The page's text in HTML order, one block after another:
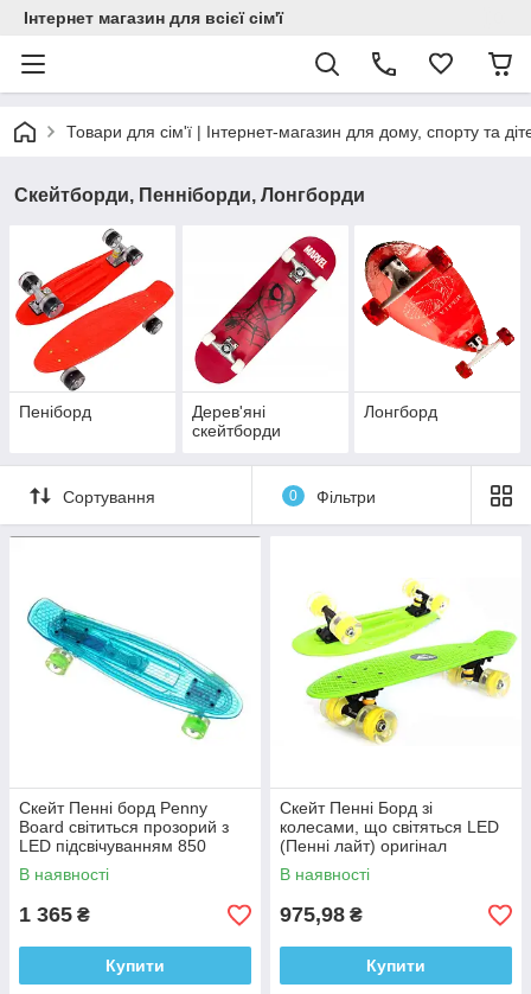
Інтернет магазин для всієї сім'ї
Товари для сім'ї | Інтернет-магазин для дому, спорту та
Скейтборди, Пенніборди, Лонгборди
Пеніборд
Дерев'яні
скейтборди
Лонгборд
Сортування 0 Фільтри
Скейт Пенні борд Penny
Board світиться прозорий з
LED підсвічуванням 850
(блакитний)
В наявності
1 365 ₴
Купити
Скейт Пенні Борд зі
колесами, що світяться LED
(Пенні лайт) оригінал
В наявності
975,98 ₴
Купити